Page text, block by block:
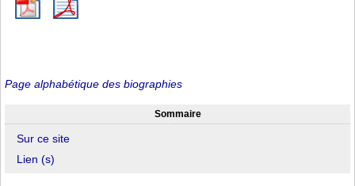
Page alphabétique des biographies
Sommaire
Sur ce site
Lien (s)